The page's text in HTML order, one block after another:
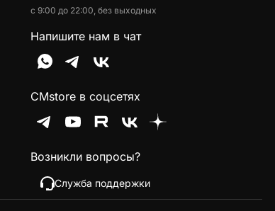
с 9:00 до 22:00, без выходных
Напишите нам в чат
CMstore в соцсетях
Возникли вопросы?
Служба поддержки